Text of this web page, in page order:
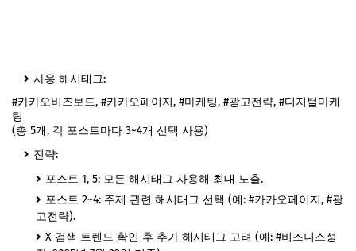
사용 해시태그:
#카카오비즈보드, #카카오페이지, #마케팅, #광고전략, #디지털마케
팅
(총 5개, 각 포스트마다 3~4개 선택 사용)
전략:
포스트 1, 5: 모든 해시태그 사용해 최대 노출.
포스트 2~4: 주제 관련 해시태그 선택 (예: #카카오페이지, #광
고전략).
X 검색 트렌드 확인 후 추가 해시태그 고려 (예: #비즈니스성